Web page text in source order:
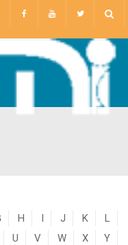
H I J K
L
U V W X
Y